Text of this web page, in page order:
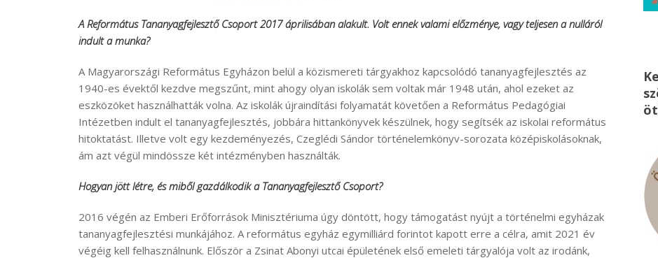
A Református Tananyagfejlesztő Csoport 2017 áprilisában alakult. Volt ennek valami előzménye, vagy teljesen a nulláról
indult a munka?
A Magyarországi Református Egyházon belül a közismereti tárgyakhoz kapcsolódó tananyagfejlesztés az
1940-es évektől kezdve megszűnt, mint ahogy olyan iskolák sem voltak már 1948 után, ahol ezeket az
eszközöket használhatták volna. Az iskolák újraindítási folyamatát követően a Református Pedagógiai
Intézetben indult el tananyagfejlesztés, jobbára hittankönyvek készülnek, hogy segítsék az iskolai református
hitoktatást. Illetve volt egy kezdeményezés, Czeglédi Sándor történelemkönyv-sorozata középiskolásoknak,
ám azt végül mindössze két intézményben használták.
Hogyan jött létre, és miből gazdálkodik a Tananyagfejlesztő Csoport?
2016 végén az Emberi Erőforrások Minisztériuma úgy döntött, hogy támogatást nyújt a történelmi egyházak
tananyagfejlesztési munkájához. A református egyház egymilliárd forintot kapott erre a célra, amit 2021 év
végéig kell felhasználnunk. Először a Zsinat Abonyi utcai épületének első emeleti tárgyalója volt az irodánk,